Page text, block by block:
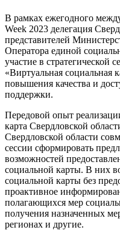
В рамках ежегодного
Week 2023 делегация
представителей
Оператора единой
участие в
«Виртуальная социальная
повышения качества и
поддержки.
Передовой опыт
карта Свердловской
Свердловской области
сессии сформировать
возможностей
социальной карты. В них
социальной карты без
проактивное
полагающихся мер
получения назначенных
регионах и другие.